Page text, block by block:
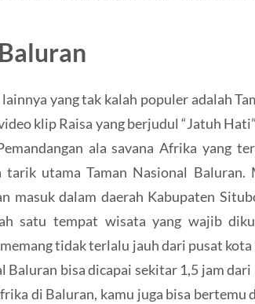
yang tak kalah populer adalah
klip Raisa yang berjudul “Jatuh
ala savana Afrika yang
utama Taman Nasional Baluran.
masuk dalam daerah Kabupaten
satu tempat wisata yang wajib
tidak terlalu jauh dari pusat
Baluran bisa dicapai sekitar 1,5 jam
di Baluran, kamu juga bisa bertemu